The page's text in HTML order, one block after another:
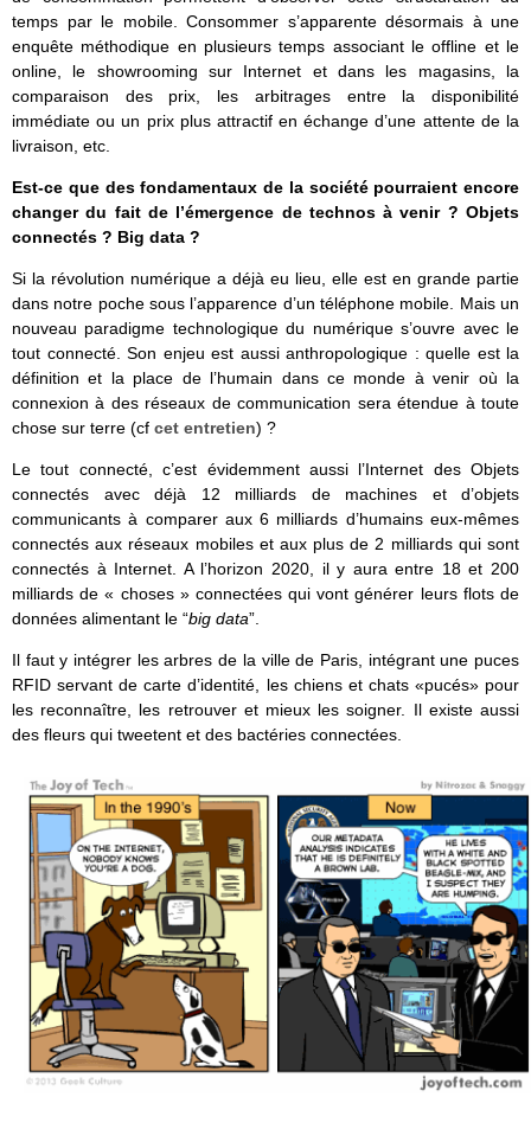
temps par le mobile. Consommer s’apparente désormais à une
enquête méthodique en plusieurs temps associant le offline et le
online, le showrooming sur Internet et dans les magasins, la
comparaison des prix, les arbitrages entre la disponibilité
immédiate ou un prix plus attractif en échange d’une attente de la
livraison, etc.
Est-ce que des fondamentaux de la société pourraient encore
changer du fait de l’émergence de technos à venir ? Objets
connectés ? Big data ?
Si la révolution numérique a déjà eu lieu, elle est en grande partie
dans notre poche sous l’apparence d’un téléphone mobile. Mais un
nouveau paradigme technologique du numérique s’ouvre avec le
tout connecté. Son enjeu est aussi anthropologique : quelle est la
définition et la place de l’humain dans ce monde à venir où la
connexion à des réseaux de communication sera étendue à toute
chose sur terre (cf cet entretien) ?
Le tout connecté, c’est évidemment aussi l’Internet des Objets
connectés avec déjà 12 milliards de machines et d’objets
communicants à comparer aux 6 milliards d’humains eux-mêmes
connectés aux réseaux mobiles et aux plus de 2 milliards qui sont
connectés à Internet. A l’horizon 2020, il y aura entre 18 et 200
milliards de « choses » connectées qui vont générer leurs flots de
données alimentant le “big data”.
Il faut y intégrer les arbres de la ville de Paris, intégrant une puces
RFID servant de carte d’identité, les chiens et chats «pucés» pour
les reconnaître, les retrouver et mieux les soigner. Il existe aussi
des fleurs qui tweetent et des bactéries connectées.